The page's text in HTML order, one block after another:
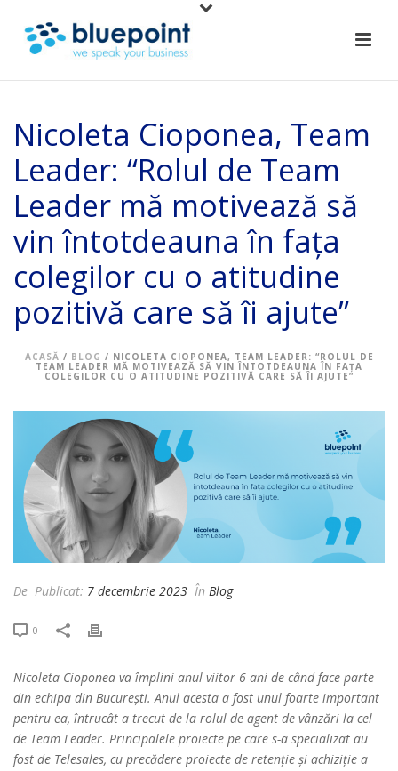
Nicoleta Cioponea, Team
Leader: “Rolul de Team
Leader mă motivează să
vin întotdeauna în fața
colegilor cu o atitudine
pozitivă care să îi ajute”
ACASĂ / BLOG / NICOLETA CIOPONEA, TEAM LEADER: “ROLUL DE
TEAM LEADER MĂ MOTIVEAZĂ SĂ VIN ÎNTOTDEAUNA ÎN FAȚA
COLEGILOR CU O ATITUDINE POZITIVĂ CARE SĂ ÎI AJUTE”
De Publicat: 7 decembrie 2023 În Blog
0
Nicoleta Cioponea va împlini anul viitor 6 ani de când face parte
din echipa din București. Anul acesta a fost unul foarte important
pentru ea, întrucât a trecut de la rolul de agent de vânzări la cel
de Team Leader. Principalele proiecte pe care s-a specializat au
fost de Telesales, cu precădere proiecte de retenție și achiziție a